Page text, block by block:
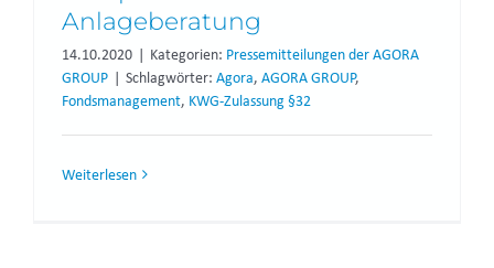
Anlageberatung
14.10.2020 | Kategorien: Pressemitteilungen der AGORA
GROUP | Schlagwörter: Agora, AGORA GROUP,
Fondsmanagement, KWG-Zulassung §32
Weiterlesen